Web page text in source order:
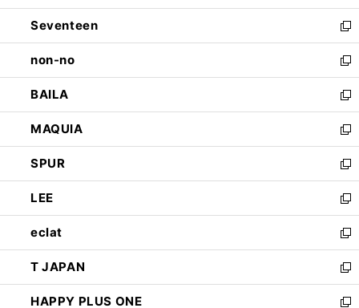
開
く
ウ
で
開
く
ン
ド
ウ
で
開
く
Seventeen
新
し
い
ウ
ィ
ン
ド
ウ
で
開
く
non-no
新
し
い
ウ
ィ
ン
ド
ウ
で
開
く
BAILA
新
し
い
ウ
ィ
ン
ド
ウ
で
開
く
MAQUIA
新
し
い
ウ
ィ
ン
ド
ウ
で
開
く
SPUR
新
し
い
ウ
ィ
ン
ド
ウ
で
LEE
新
し
い
ウ
ィ
ン
ド
eclat
新
し
い
ウ
ィ
T JAPAN
新
し
い
HAPPY PLUS ONE
新